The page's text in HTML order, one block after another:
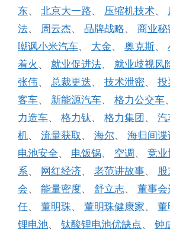
东、 北京大一路、 压缩机技术、
法、 周云杰、 品牌战略、 商业秘
嘲讽小米汽车、 大金、 奥克斯、
着火 、 就业促进法、 就业歧视风
张伟、 总裁更迭、 技术泄密、 投
客车、 新能源汽车、 格力公交车
力造车、 格力钛、 格力集团 、 汽
机、 流量获取 、 海尔、 海归间谍
电池安全、 电饭锅、 空调 、 竞业
系、 网红经济、 老范讲故事、 股
会、 能量密度、 舒立志、 董事会
任、 董明珠、 董明珠健康家、 董
锂电池、 钛酸锂电池优缺点、 钟